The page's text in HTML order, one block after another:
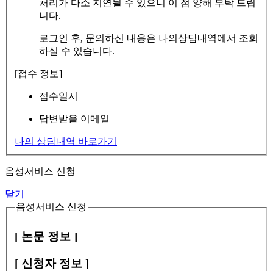
처리가 다소 지연될 수 있으니 이 점 양해 부탁 드립
니다.
로그인 후, 문의하신 내용은 나의상담내역에서 조회
하실 수 있습니다.
[접수 정보]
접수일시
답변받을 이메일
나의 상담내역 바로가기
음성서비스 신청
닫기
음성서비스 신청
[ 논문 정보 ]
[ 신청자 정보 ]